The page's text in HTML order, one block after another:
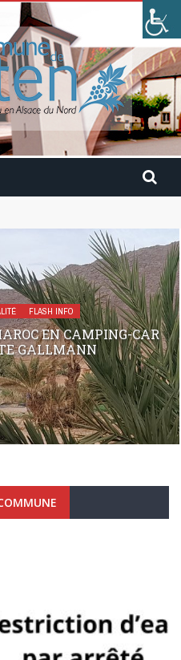
Maroc en camping-car avec
FLASH INFO
EN CAMPING-CAR
GALLMANN